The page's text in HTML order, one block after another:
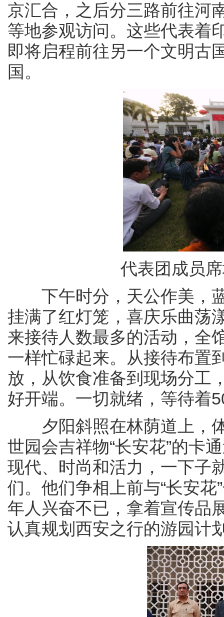
京汇合，之后分三路前往
等地参观访问。这些代表着
即将启程前往另一个文明古
国。
代表团成员
下午时分，天公作美，蓝
挂满了红灯笼，喜庆乐曲荡
来接待人数最多的活动，全
一样忙碌起来。从接待布置
放，从饮食准备到现场分工
好开端。一切就绪，等待着
夕阳斜照在林荫道上，体
世园会吉祥物“长安花”的卡
现代、时尚和活力，一下子
们。他们争相上前与“长安
年人兴奋不已，拿着宣传品
认真规划西安之行的游园计